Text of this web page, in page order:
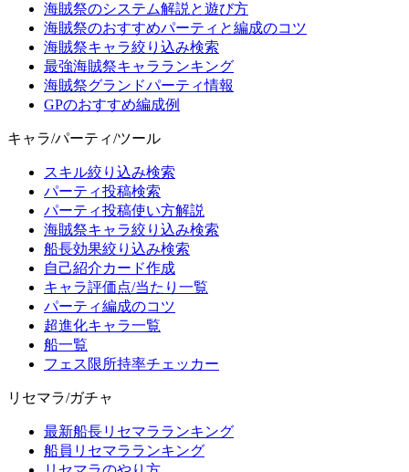
海賊祭のシステム解説と遊び方
海賊祭のおすすめパーティと編成のコツ
海賊祭キャラ絞り込み検索
最強海賊祭キャラランキング
海賊祭グランドパーティ情報
GPのおすすめ編成例
キャラ/パーティ/ツール
スキル絞り込み検索
パーティ投稿検索
パーティ投稿使い方解説
海賊祭キャラ絞り込み検索
船長効果絞り込み検索
自己紹介カード作成
キャラ評価点/当たり一覧
パーティ編成のコツ
超進化キャラ一覧
船一覧
フェス限所持率チェッカー
リセマラ/ガチャ
最新船長リセマラランキング
船員リセマラランキング